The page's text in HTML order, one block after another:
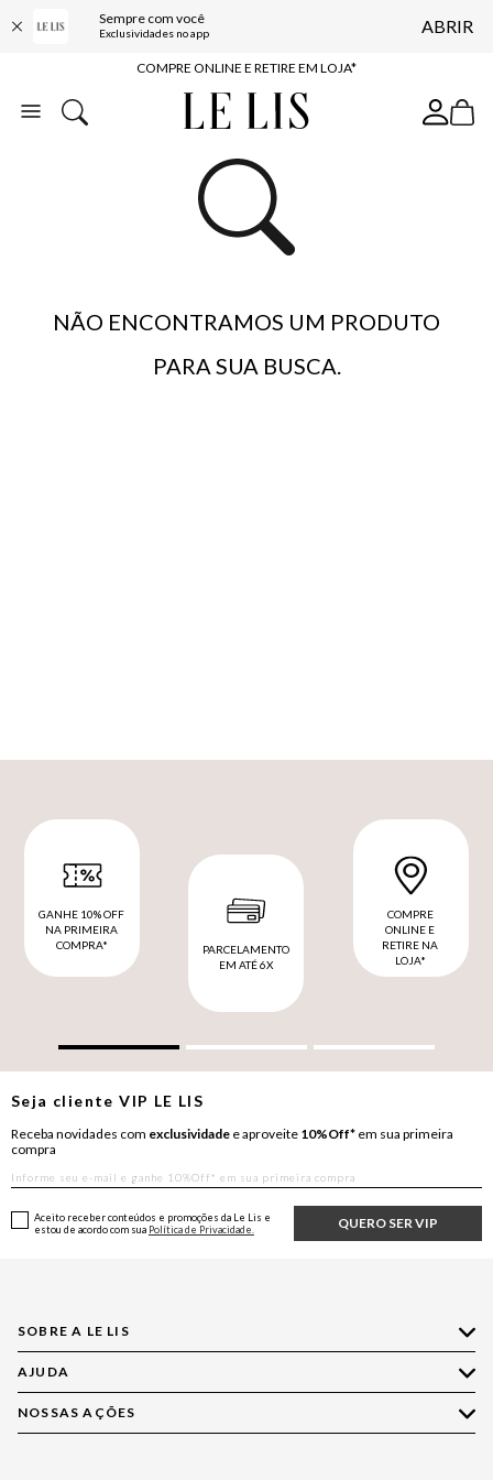
Sempre com você
Exclusividades no app ABRIR
10% OFF NA PRIMEIRA COMPRA*
COMPRE ONLINE E RETIRE EM LOJA*
ENTREGA EXPRESSA*
BAIXE O APP
10% OFF NA PRIMEIRA COMPRA*
NÃO ENCONTRAMOS UM PRODUTO
PARA SUA BUSCA.
GANHE 10% OFF
NA PRIMEIRA
COMPRA*
PARCELAMENTO
EM ATÉ 6X
COMPRE
ONLINE E
RETIRE NA
LOJA*
Seja clienteVIP LE LIS
Receba novidades com exclusividade e aproveite 10%Off* em sua primeira
compra
QUERO SER VIP
Aceito receber conteúdos e promoções da Le Lis e
estou de acordo com sua Política de Privacidade.
SOBRE A LE LIS
Quem Somos
Nossas Lojas
AJUDA
Compre pelo WhatsApp
NOSSAS AÇÕES